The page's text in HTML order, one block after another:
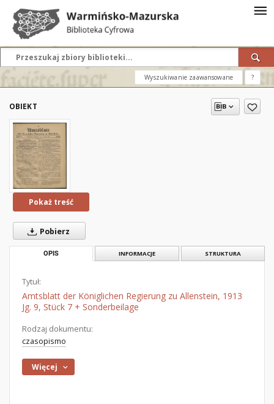
Wyszukiwanie zaawansowane ?
OBIEKT
Pokaż treść
Pobierz
OPIS INFORMACJE STRUKTURA
Tytuł:
Amtsblatt der Königlichen Regierung zu Allenstein, 1913
Jg. 9, Stück 7 + Sonderbeilage
Rodzaj dokumentu:
czasopismo
Więcej